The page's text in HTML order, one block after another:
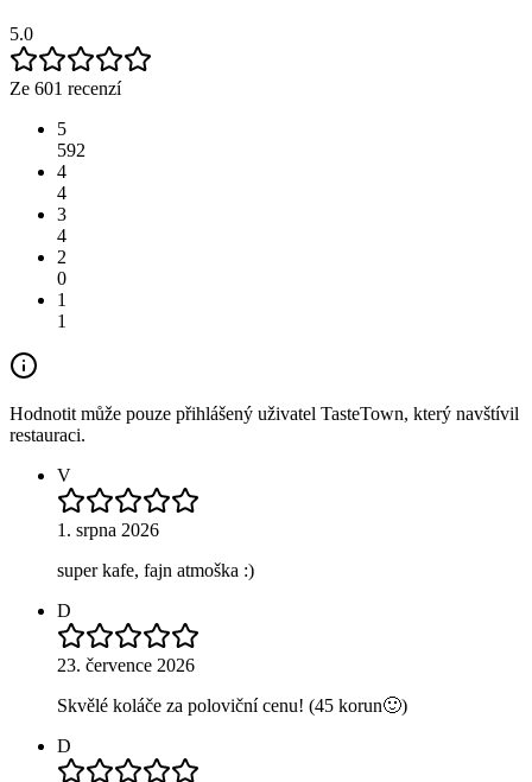
5.0
Ze 601 recenzí
5
592
4
4
3
4
2
0
1
1
Hodnotit může pouze přihlášený uživatel TasteTown, který navštívil
restauraci.
V
1. srpna 2026
super kafe, fajn atmoška :)
D
23. července 2026
Skvělé koláče za poloviční cenu! (45 korun🙂)
D